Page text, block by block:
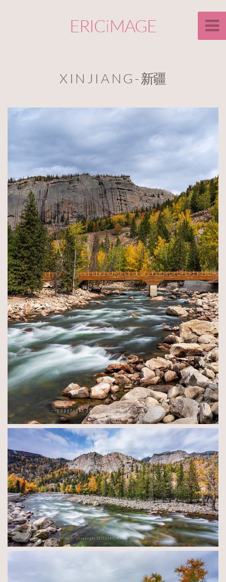
ERICiMAGE
X I N J I A N G - 新疆